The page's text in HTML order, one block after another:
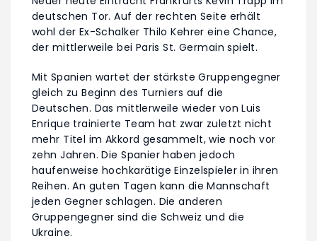
deutschen Tor. Auf der rechten Seite erhält
wohl der Ex-Schalker Thilo Kehrer eine Chance,
der mittlerweile bei Paris St. Germain spielt.
Mit Spanien wartet der stärkste Gruppengegner
gleich zu Beginn des Turniers auf die
Deutschen. Das mittlerweile wieder von Luis
Enrique trainierte Team hat zwar zuletzt nicht
mehr Titel im Akkord gesammelt, wie noch vor
zehn Jahren. Die Spanier haben jedoch
haufenweise hochkarätige Einzelspieler in ihren
Reihen. An guten Tagen kann die Mannschaft
jeden Gegner schlagen. Die anderen
Gruppengegner sind die Schweiz und die
Ukraine.